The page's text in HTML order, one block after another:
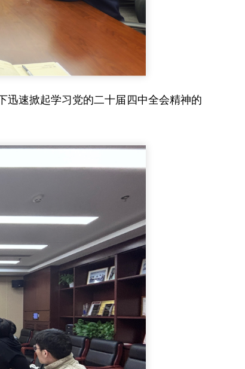
迅速掀起学习党的二十届四中全会精神的